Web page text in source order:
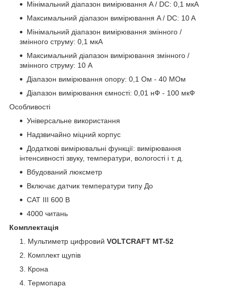
Мінімальний діапазон вимірювання A / DC: 0,1 мкА
Максимальний діапазон вимірювання A / DC: 10 A
Мінімальний діапазон вимірювання змінного /
змінного струму: 0,1 мкА
Максимальний діапазон вимірювання змінного /
змінного струму: 10 А
Діапазон вимірювання опору: 0,1 Ом - 40 МОм
Діапазон вимірювання ємності: 0,01 нФ - 100 мкФ
Особливості
Універсальне використання
Надзвичайно міцний корпус
Додаткові вимірювальні функції: вимірювання
інтенсивності звуку, температури, вологості і т. д.
Вбудований люксметр
Включає датчик температури типу До
CAT III 600 В
4000 читань
Комплектація
Мультиметр цифровий VOLTCRAFT MT-52
Комплект щупів
Крона
Термопара